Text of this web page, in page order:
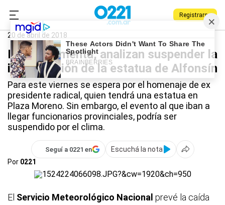
Registrarse
0221.com.ar
Alfonsín
20 de abril de 2018
Por la tormenta, analizan suspender la
inauguración de la estatua de Alfonsín
Para este viernes se espera por el homenaje de ex
presidente radical, quien tendrá una estatua en
Plaza Moreno. Sin embargo, el evento al que iban a
llegar funcionarios provinciales, podría ser
suspendido por el clima.
Seguí a 0221 en
Escuchá la nota
Por 0221
El Servicio Meteorológico Nacional prevé la caída